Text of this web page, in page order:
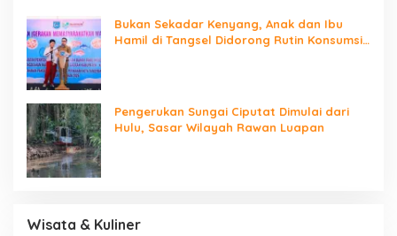
Bukan Sekadar Kenyang, Anak dan Ibu
Hamil di Tangsel Didorong Rutin Konsumsi
Pengerukan Sungai Ciputat Dimulai dari
Hulu, Sasar Wilayah Rawan Luapan
Wisata & Kuliner